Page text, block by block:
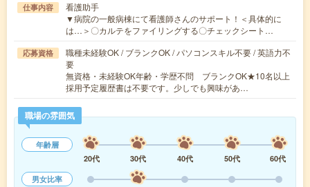
仕事内容
看護助手
▼病院の一般病棟にて看護師さんのサポート！＜具体的に
は…＞〇カルテをファイリングする〇チェックシート…
応募資格
職種未経験OK / ブランクOK / パソコンスキル不要 / 英語力不
要
無資格・未経験OK年齢・学歴不問 ブランクOK★10名以上
採用予定履歴書は不要です。少しでも興味があ…
職場の雰囲気
年齢層
20代
30代 40代 50代
60代
男女比率